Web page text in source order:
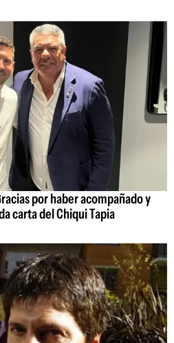
por haber acompañado y
carta del Chiqui Tapia